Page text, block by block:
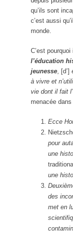
qu’ils sont
c’est aussi
monde.
C’est
l’éducation
jeunesse , [d’]
à vivre et
vie dont il fait
menacée dans
Ecce
pour
une
une
des
met en